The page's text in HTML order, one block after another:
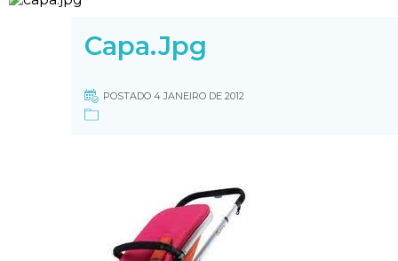
Capa.jpg
POSTADO 4 JANEIRO DE 2012